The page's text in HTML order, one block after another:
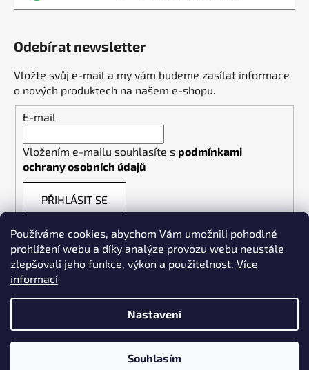
Používáme cookies, abychom Vám umožnili pohodlné
prohlížení webu a díky analýze provozu webu neustále
zlepšovali jeho funkce, výkon a použitelnost. Více
informací
Nastavení
Souhlasím
Odebírat newsletter
Vložte svůj e-mail a my vám budeme zasílat informace
o nových produktech na našem e-shopu.
E-mail
Vložením e-mailu souhlasíte s podmínkami
ochrany osobních údajů
PŘIHLÁSIT SE
Vytvořil Shoptet